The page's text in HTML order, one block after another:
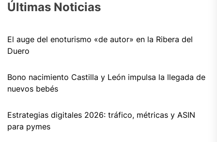
Últimas Noticias
El auge del enoturismo «de autor» en la Ribera del
Duero
Bono nacimiento Castilla y León impulsa la llegada de
nuevos bebés
Estrategias digitales 2026: tráfico, métricas y ASIN
para pymes